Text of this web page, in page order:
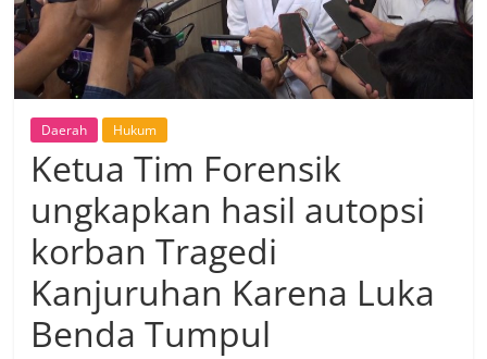
Daerah Hukum
Ketua Tim Forensik
ungkapkan hasil autopsi
korban Tragedi
Kanjuruhan Karena Luka
Benda Tumpul